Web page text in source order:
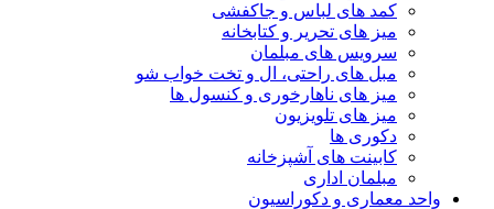
کمد های لباس و جاکفشی
میز های تحریر و کتابخانه
سرویس های مبلمان
مبل های راحتی، ال و تخت خواب شو
میز های ناهارخوری و کنسول ها
میز های تلویزیون
دکوری ها
کابینت های آشپزخانه
مبلمان اداری
واحد معماری و دکوراسیون